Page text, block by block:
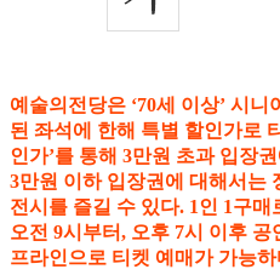
예술의전당은 ‘70세 이상’ 시
된 좌석에 한해 특별 할인가로
인가’를 통해 3만원 초과 입장
3만원 이하 입장권에 대해서는
전시를 즐길 수 있다. 1인 1구
오전 9시부터, 오후 7시 이후
프라인으로 티켓 예매가 가능하